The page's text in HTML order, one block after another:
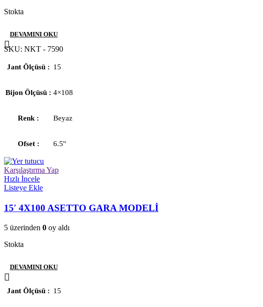
Stokta
DEVAMINI OKU
SKU: NKT - 7590
Jant Ölçüsü 15
Bijon Ölçüsü 4×108
Renk Beyaz
Ofset 6.5''
Karşılaştırma Yap
Hızlı İncele
Listeye Ekle
15′ 4X100 ASETTO GARA MODELİ
5 üzerinden 0 oy aldı
Stokta
DEVAMINI OKU
Jant Ölçüsü 15